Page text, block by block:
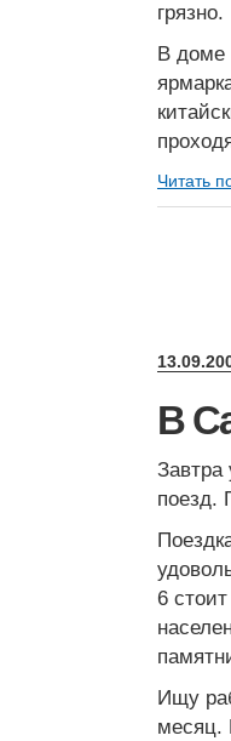
грязно.
В доме
Читать
В
Завтра
поезд.
6
Ищу
месяц.